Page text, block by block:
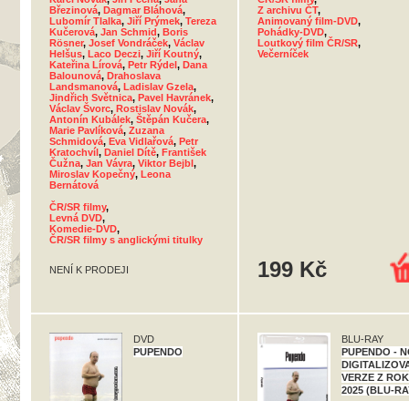
Březinová, Dagmar Bláhová,
Lubomír Tlalka, Jiří Prýmek, Tereza
Kučerová, Jan Schmid, Boris
Rösner, Josef Vondráček, Václav
Helšus, Laco Deczi, Jiří Koutný,
Kateřina Lírová, Petr Rýdel, Dana
Balounová, Drahoslava
Landsmanová, Ladislav Gzela,
Jindřich Světnica, Pavel Havránek,
Václav Švorc, Rostislav Novák,
Antonín Kubálek, Štěpán Kučera,
Marie Pavlíková, Zuzana
Schmidová, Eva Vidlařová, Petr
Kratochvíl, Daniel Dítě, František
Čužna, Jan Vávra, Viktor Bejbl,
Miroslav Kopečný, Leona
Bernátová
ČR/SR filmy,
Levná DVD,
Komedie-DVD,
ČR/SR filmy s anglickými titulky
NENÍ K PRODEJI
Z archivu ČT,
Animovaný film-DVD,
Pohádky-DVD,
Loutkový film ČR/SR,
Večerníček
199 Kč
DVD
PUPENDO
BLU-RAY
PUPENDO -
VERZE Z
2025 (BLU-